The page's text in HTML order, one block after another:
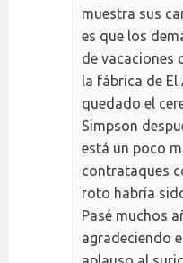
muestra sus
es que los
de vacaciones
la fábrica de El
quedado el
Simpson
está un poco
contrataques
roto habría
Pasé muchos
agradeciendo